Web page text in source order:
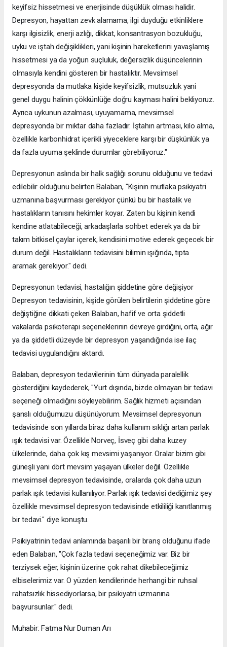
keyifsiz hissetmesi ve enerjisinde düşüklük olması halidir.
Depresyon, hayattan zevk alamama, ilgi duyduğu etkinliklere
karşı ilgisizlik, enerji azlığı, dikkat, konsantrasyon bozukluğu,
uyku ve iştah değişiklikleri, yani kişinin hareketlerini yavaşlamış
hissetmesi ya da yoğun suçluluk, değersizlik düşüncelerinin
olmasıyla kendini gösteren bir hastalıktır. Mevsimsel
depresyonda da mutlaka kişide keyifsizlik, mutsuzluk yani
genel duygu halinin çökkünlüğe doğru kayması halini bekliyoruz.
Ayrıca uykunun azalması, uyuyamama, mevsimsel
depresyonda bir miktar daha fazladır. İştahın artması, kilo alma,
özellikle karbonhidrat içerikli yiyeceklere karşı bir düşkünlük ya
da fazla uyuma şeklinde durumlar görebiliyoruz."
Depresyonun aslında bir halk sağlığı sorunu olduğunu ve tedavi
edilebilir olduğunu belirten Balaban, "Kişinin mutlaka psikiyatri
uzmanına başvurması gerekiyor çünkü bu bir hastalık ve
hastalıkların tanısını hekimler koyar. Zaten bu kişinin kendi
kendine atlatabileceği, arkadaşlarla sohbet ederek ya da bir
takım bitkisel çaylar içerek, kendisini motive ederek geçecek bir
durum değil. Hastalıkların tedavisini bilimin ışığında, tıpta
aramak gerekiyor." dedi.
Depresyonun tedavisi, hastalığın şiddetine göre değişiyor
Depresyon tedavisinin, kişide görülen belirtilerin şiddetine göre
değiştiğine dikkati çeken Balaban, hafif ve orta şiddetli
vakalarda psikoterapi seçeneklerinin devreye girdiğini, orta, ağır
ya da şiddetli düzeyde bir depresyon yaşandığında ise ilaç
tedavisi uygulandığını aktardı.
Balaban, depresyon tedavilerinin tüm dünyada paralellik
gösterdiğini kaydederek, "Yurt dışında, bizde olmayan bir tedavi
seçeneği olmadığını söyleyebilirim. Sağlık hizmeti açısından
şanslı olduğumuzu düşünüyorum. Mevsimsel depresyonun
tedavisinde son yıllarda biraz daha kullanım sıklığı artan parlak
ışık tedavisi var. Özellikle Norveç, İsveç gibi daha kuzey
ülkelerinde, daha çok kış mevsimi yaşanıyor. Oralar bizim gibi
güneşli yani dört mevsim yaşayan ülkeler değil. Özellikle
mevsimsel depresyon tedavisinde, oralarda çok daha uzun
parlak ışık tedavisi kullanılıyor. Parlak ışık tedavisi dediğimiz şey
özellikle mevsimsel depresyon tedavisinde etkililiği kanıtlanmış
bir tedavi." diye konuştu.
Psikiyatrinin tedavi anlamında başarılı bir branş olduğunu ifade
eden Balaban, "Çok fazla tedavi seçeneğimiz var. Biz bir
terziysek eğer, kişinin üzerine çok rahat dikebileceğimiz
elbiselerimiz var. O yüzden kendilerinde herhangi bir ruhsal
rahatsızlık hissediyorlarsa, bir psikiyatri uzmanına
başvursunlar." dedi.
Muhabir: Fatma Nur Duman Arı